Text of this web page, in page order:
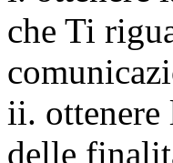
che Ti
ii.
delle